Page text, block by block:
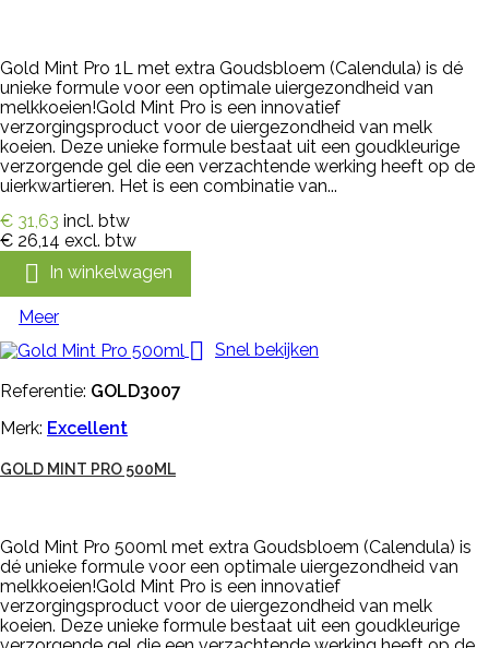
Gold Mint Pro 1L met extra Goudsbloem (Calendula) is dé
unieke formule voor een optimale uiergezondheid van
melkkoeien!Gold Mint Pro is een innovatief
verzorgingsproduct voor de uiergezondheid van melk
koeien. Deze unieke formule bestaat uit een goudkleurige
verzorgende gel die een verzachtende werking heeft op de
uierkwartieren. Het is een combinatie van...
€ 31,63 incl. btw
€ 26,14 excl. btw
 In winkelwagen
Meer
 Snel bekijken
Referentie: GOLD3007
Merk: Excellent
GOLD MINT PRO 500ML
Gold Mint Pro 500ml met extra Goudsbloem (Calendula) is
dé unieke formule voor een optimale uiergezondheid van
melkkoeien!Gold Mint Pro is een innovatief
verzorgingsproduct voor de uiergezondheid van melk
koeien. Deze unieke formule bestaat uit een goudkleurige